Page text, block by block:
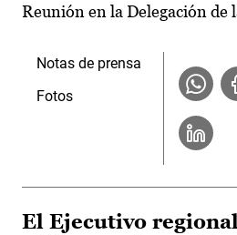
Reunión en la Delegación de
Notas de prensa
Fotos
El Ejecutivo